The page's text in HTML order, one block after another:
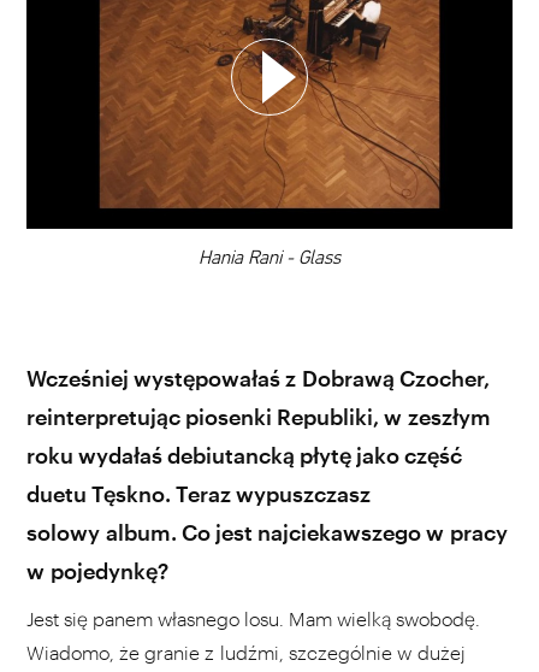
Hania Rani - Glass
WYBIERZ SWOJĄ PLAYLISTĘ
DODAJ TEN FILM DO PLAYLISTY
Wcześniej występowałaś z Dobrawą Czocher,
reinterpretując piosenki Republiki, w zeszłym
roku wydałaś debiutancką płytę jako część
duetu Tęskno. Teraz wypuszczasz
solowy album. Co jest najciekawszego w pracy
w pojedynkę?
Jest się panem własnego losu. Mam wielką swobodę.
Wiadomo, że granie z ludźmi, szczególnie w dużej